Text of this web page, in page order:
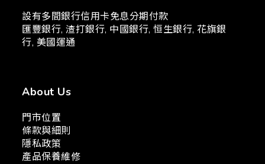
設有多間銀行信用卡免息分期付款
匯豐銀行, 渣打銀行, 中國銀行, 恒生銀行, 花旗銀
行, 美國運通
About Us
門市位置
條款與細則
隱私政策
產品保養維修